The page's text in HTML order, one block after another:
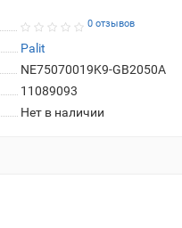
0 отзывов
Palit
NE75070019K9-GB2050A
11089093
Нет в наличии